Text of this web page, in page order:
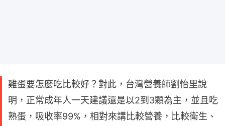
雞蛋要怎麼吃比較好？對此，台灣營養師劉怡里說
明，正常成年人一天建議還是以2到3顆為主，並且吃
熟蛋，吸收率99%，相對來講比較營養，比較衛生、